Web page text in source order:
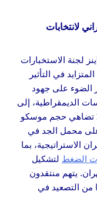
لانتخابات
لجنة الاستخبارات
في التأثير
الضوء على جهود
الديمقراطية، إلى
تضاهي حجم موسكو
على محمل الجد في
الاستراتيجية، بما
الضغط لتشكيل
يتهم منتقدون
من التصعيد في